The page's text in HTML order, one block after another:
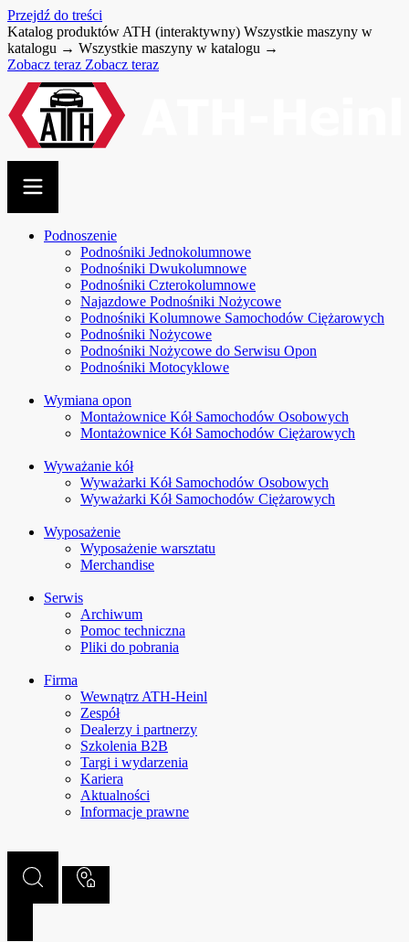
Przejdź do treści
Katalog produktów ATH (interaktywny) Wszystkie maszyny w
katalogu → Wszystkie maszyny w katalogu →
Zobacz teraz Zobacz teraz
Podnoszenie
Podnośniki Jednokolumnowe
Podnośniki Dwukolumnowe
Podnośniki Czterokolumnowe
Najazdowe Podnośniki Nożycowe
Podnośniki Kolumnowe Samochodów Ciężarowych
Podnośniki Nożycowe
Podnośniki Nożycowe do Serwisu Opon
Podnośniki Motocyklowe
Wymiana opon
Montażownice Kół Samochodów Osobowych
Montażownice Kół Samochodów Ciężarowych
Wyważanie kół
Wyważarki Kół Samochodów Osobowych
Wyważarki Kół Samochodów Ciężarowych
Wyposażenie
Wyposażenie warsztatu
Merchandise
Serwis
Archiwum
Pomoc techniczna
Pliki do pobrania
Firma
Wewnątrz ATH-Heinl
Zespół
Dealerzy i partnerzy
Szkolenia B2B
Targi i wydarzenia
Kariera
Aktualności
Informacje prawne